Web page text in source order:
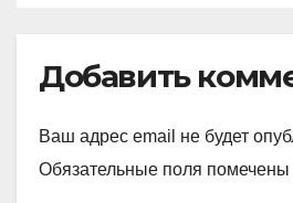
Добавить
Ваш адрес email не будет
Обязательные поля помечены